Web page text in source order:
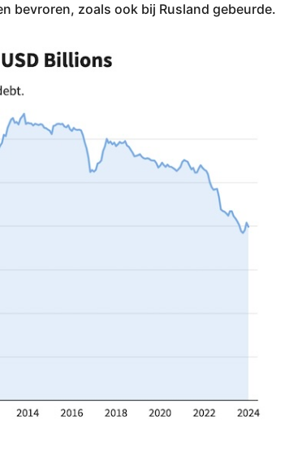
bevroren, zoals ook bij Rusland gebeurde.